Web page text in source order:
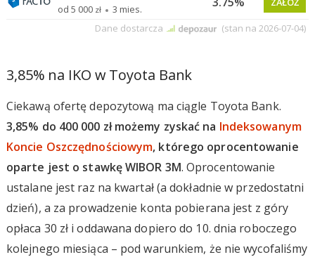
3,85% na IKO w Toyota Bank
Ciekawą ofertę depozytową ma ciągle Toyota Bank.
3,85% do 400 000 zł możemy zyskać na Indeksowanym
Koncie Oszczędnościowym, którego oprocentowanie
oparte jest o stawkę WIBOR 3M. Oprocentowanie
ustalane jest raz na kwartał (a dokładnie w przedostatni
dzień), a za prowadzenie konta pobierana jest z góry
opłaca 30 zł i oddawana dopiero do 10. dnia roboczego
kolejnego miesiąca – pod warunkiem, że nie wycofaliśmy